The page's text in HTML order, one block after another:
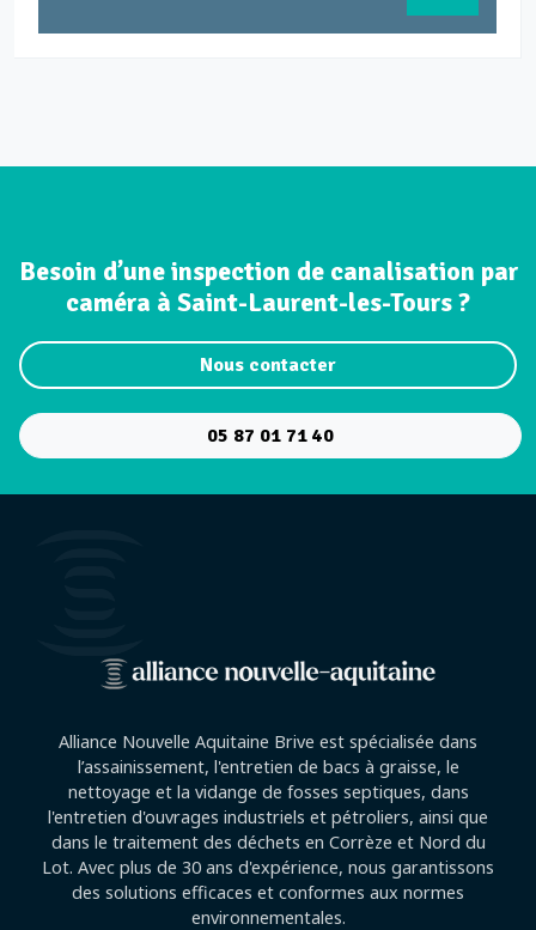
Besoin d’une inspection de canalisation par
caméra à Saint-Laurent-les-Tours ?
Nous contacter
05 87 01 71 40
Alliance Nouvelle Aquitaine Brive est spécialisée dans
l’assainissement, l'entretien de bacs à graisse, le
nettoyage et la vidange de fosses septiques, dans
l'entretien d'ouvrages industriels et pétroliers, ainsi que
dans le traitement des déchets en Corrèze et Nord du
Lot. Avec plus de 30 ans d'expérience, nous garantissons
des solutions efficaces et conformes aux normes
environnementales.